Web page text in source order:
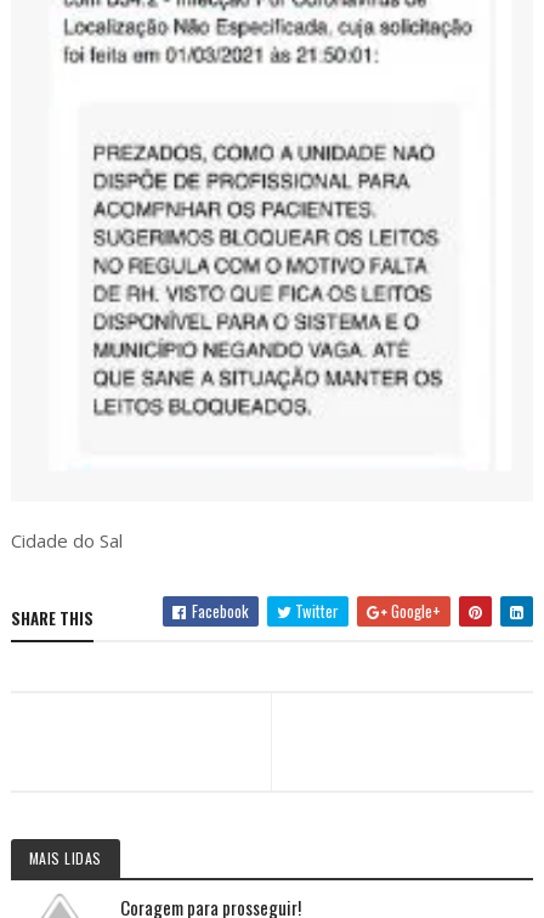
Cidade do Sal
SHARE THIS Facebook Twitter Google+
MAIS LIDAS
Coragem para prosseguir!